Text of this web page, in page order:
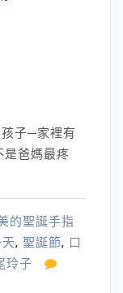
子─家裡有
是爸媽最疼
的聖誕手指
, 聖誕節, 口
玲子